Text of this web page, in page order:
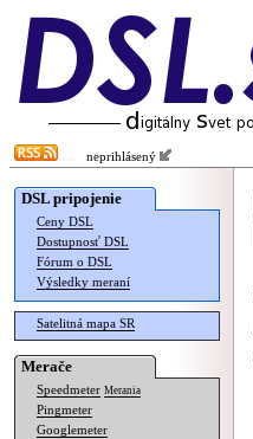
neprihlásený
DSL pripojenie
Ceny DSL
Dostupnosť DSL
Fórum o DSL
Výsledky meraní
Satelitná mapa SR
Merače
Speedmeter Merania
Pingmeter
Googlemeter